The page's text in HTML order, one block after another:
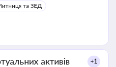
та ЗЕД
активів +1